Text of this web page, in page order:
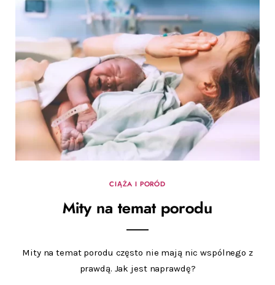
CIĄŻA I PORÓD
Mity na temat porodu
Mity na temat porodu często nie mają nic wspólnego z
prawdą. Jak jest naprawdę?